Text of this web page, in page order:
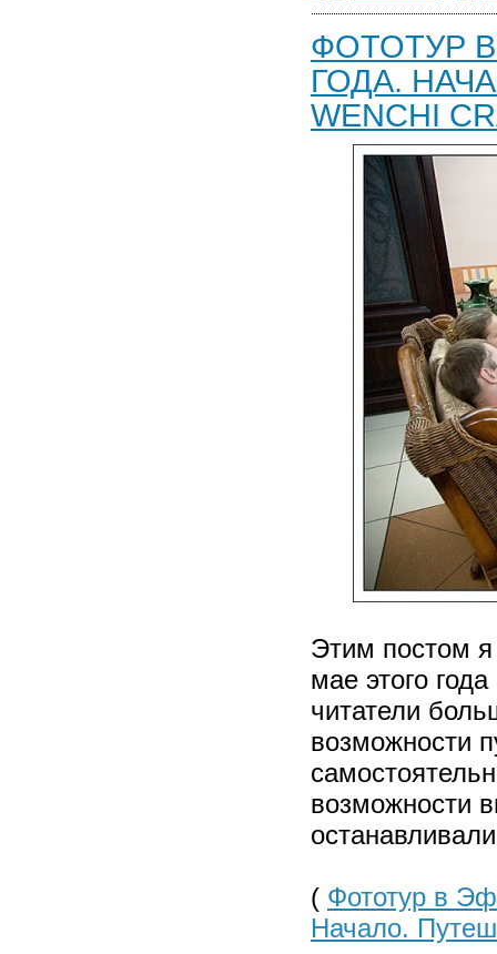
ФОТОТУР
ГОДА.
WENCHI
Этим постом
мае этого
читатели
возможности
возможности
( Фототур в
Начало.